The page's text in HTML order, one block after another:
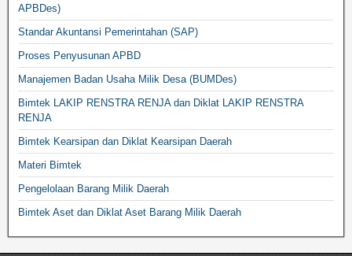
APBDes)
Standar Akuntansi Pemerintahan (SAP)
Proses Penyusunan APBD
Manajemen Badan Usaha Milik Desa (BUMDes)
Bimtek LAKIP RENSTRA RENJA dan Diklat LAKIP RENSTRA
RENJA
Bimtek Kearsipan dan Diklat Kearsipan Daerah
Materi Bimtek
Pengelolaan Barang Milik Daerah
Bimtek Aset dan Diklat Aset Barang Milik Daerah